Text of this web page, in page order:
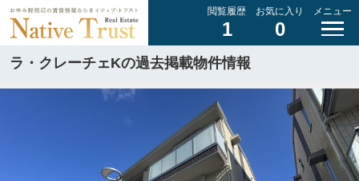
閲覧履歴
1
お気に入り
0
メニュー
ラ・クレーチェKの過去掲載物件情報